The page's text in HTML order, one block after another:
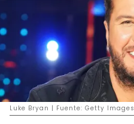
Luke Bryan | Fuente: Getty Images